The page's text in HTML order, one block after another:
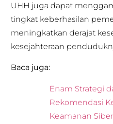
UHH juga dapat
tingkat keberhasilan
meningkatkan derajat
kesejahteraan
Baca juga:
Enam Strategi
Rekomendasi
Keamanan